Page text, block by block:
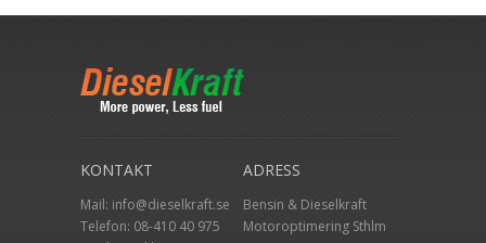
KONTAKT
Mail: info@dieselkraft.se
Telefon: 08-410 40 975
ADRESS
Bensin & Dieselkraft
Motoroptimering Sthlm